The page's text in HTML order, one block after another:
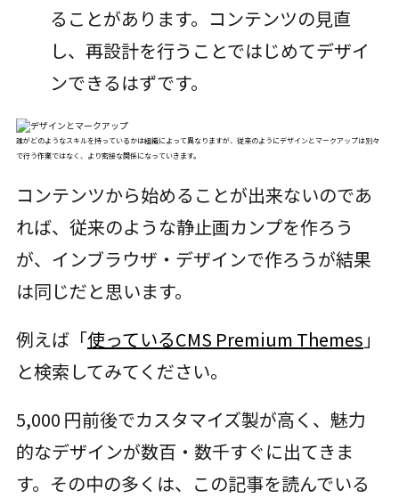
ることがあります。コンテンツの見直
し、再設計を行うことではじめてデザイ
ンできるはずです。
誰がどのようなスキルを持っているかは組織によって異なりますが、従来のようにデザインとマークアップは別々
で行う作業ではなく、より密接な関係になっていきます。
コンテンツから始めることが出来ないのであ
れば、従来のような静止画カンプを作ろう
が、インブラウザ・デザインで作ろうが結果
は同じだと思います。
例えば「使っているCMS Premium Themes 」
と検索してみてください。
5,000 円前後でカスタマイズ製が高く、魅力
的なデザインが数百・数千すぐに出てきま
す。その中の多くは、この記事を読んでいる